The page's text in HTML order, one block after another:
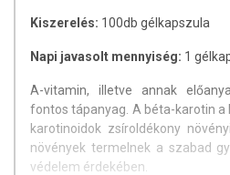
Kiszerelés: 100db gélkapszula
Napi javasolt mennyiség: 1
A-vitamin, illetve annak
fontos tápanyag. A béta-karotin a
karotinoidok zsíroldékony
növények termelnek a szabad
védelem érdekében.